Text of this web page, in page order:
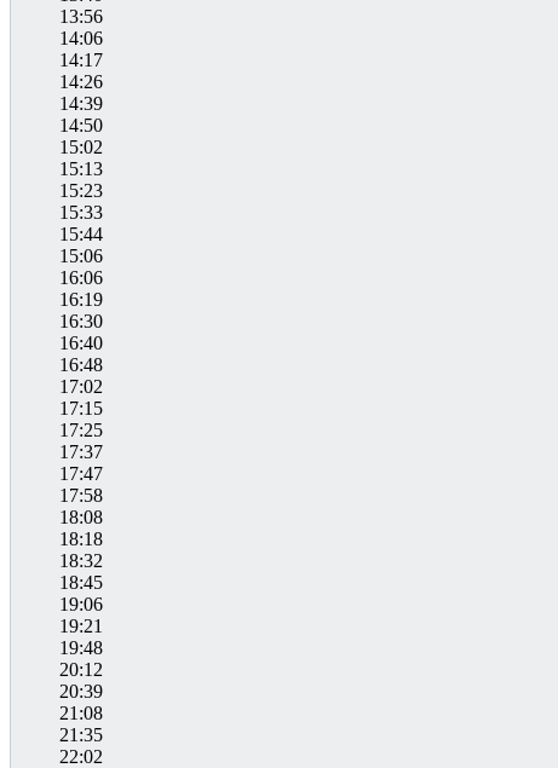
13:56
14:06
14:17
14:26
14:39
14:50
15:02
15:13
15:23
15:33
15:44
15:06
16:06
16:19
16:30
16:40
16:48
17:02
17:15
17:25
17:37
17:47
17:58
18:08
18:18
18:32
18:45
19:06
19:21
19:48
20:12
20:39
21:08
21:35
22:02